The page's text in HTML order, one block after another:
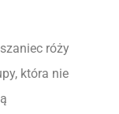
róży
która nie